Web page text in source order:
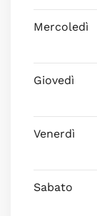
Mercoledì
Giovedì
Venerdì
Sabato